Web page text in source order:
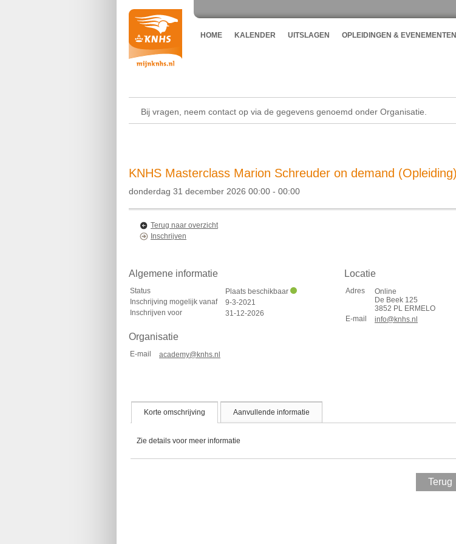
HOME KALENDER UITSLAGEN OPLEIDINGEN & EVENEMENTEN
Bij vragen, neem contact op via de gegevens genoemd onder Organisatie.
KNHS Masterclass Marion Schreuder on demand (Opleiding)
donderdag 31 december 2026 00:00 - 00:00
Terug naar overzicht
Inschrijven
Algemene informatie
Status
Plaats beschikbaar
Inschrijving mogelijk vanaf
9-3-2021
Inschrijven voor
31-12-2026
Organisatie
E-mail academy@knhs.nl
Locatie
Adres
Online
De Beek 125
3852 PL ERMELO
E-mail
info@knhs.nl
Korte omschrijving Aanvullende informatie
Zie details voor meer informatie
Terug